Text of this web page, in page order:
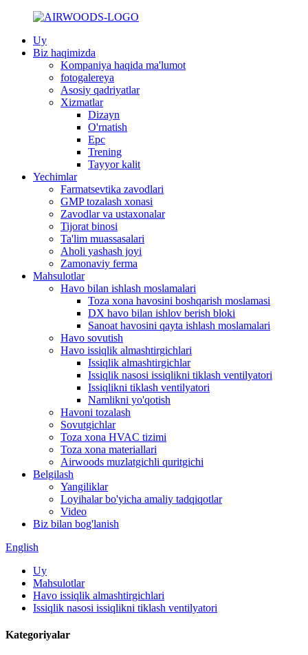
Uy
Biz haqimizda
Kompaniya haqida ma'lumot
fotogalereya
Asosiy qadriyatlar
Xizmatlar
Dizayn
O'rnatish
Epc
Trening
Tayyor kalit
Yechimlar
Farmatsevtika zavodlari
GMP tozalash xonasi
Zavodlar va ustaxonalar
Tijorat binosi
Ta'lim muassasalari
Aholi yashash joyi
Zamonaviy ferma
Mahsulotlar
Havo bilan ishlash moslamalari
Toza xona havosini boshqarish moslamasi
DX havo bilan ishlov berish bloki
Sanoat havosini qayta ishlash moslamalari
Havo sovutish
Havo issiqlik almashtirgichlari
Issiqlik almashtirgichlar
Issiqlik nasosi issiqlikni tiklash ventilyatori
Issiqlikni tiklash ventilyatori
Namlikni yo'qotish
Havoni tozalash
Sovutgichlar
Toza xona HVAC tizimi
Toza xona materiallari
Airwoods muzlatgichli quritgichi
Belgilash
Yangiliklar
Loyihalar bo'yicha amaliy tadqiqotlar
Video
Biz bilan bog'lanish
English
Uy
Mahsulotlar
Havo issiqlik almashtirgichlari
Issiqlik nasosi issiqlikni tiklash ventilyatori
Kategoriyalar